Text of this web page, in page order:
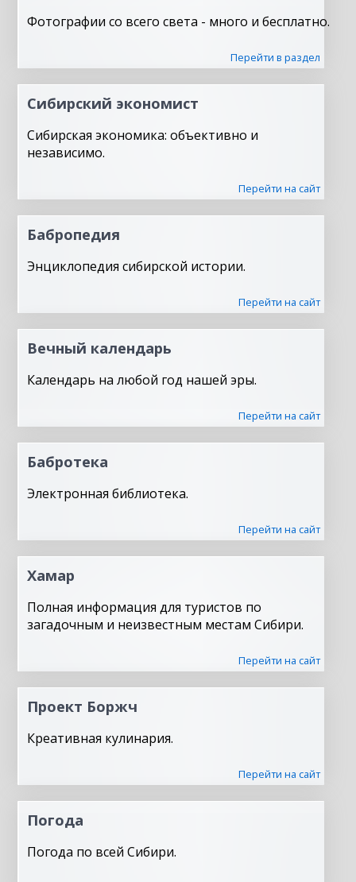
Фотографии со всего света - много и бесплатно.
Перейти в раздел
Сибирский экономист
Сибирская экономика: объективно и
независимо.
Перейти на сайт
Бабропедия
Энциклопедия сибирской истории.
Перейти на сайт
Вечный календарь
Календарь на любой год нашей эры.
Перейти на сайт
Бабротека
Электронная библиотека.
Перейти на сайт
Хамар
Полная информация для туристов по
загадочным и неизвестным местам Сибири.
Перейти на сайт
Проект Боржч
Креативная кулинария.
Перейти на сайт
Погода
Погода по всей Сибири.